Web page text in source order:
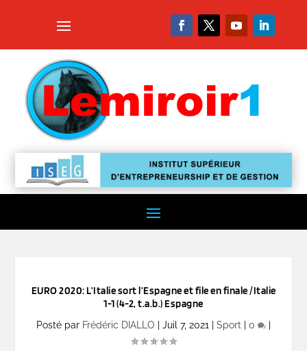
EURO 2020: L’Italie sort l’Espagne et file en finale /Italie
1-1 (4-2, t.a.b.) Espagne
Posté par Frédéric DIALLO Juil 7, 2021 Sport 0